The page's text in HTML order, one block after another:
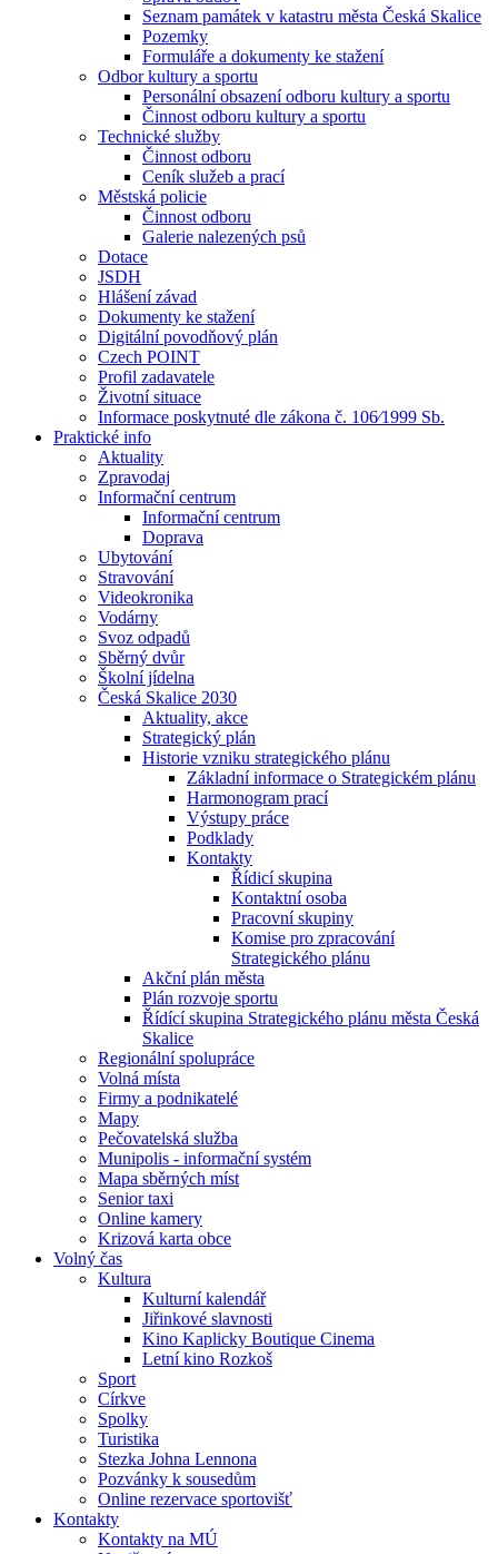
Seznam památek v katastru města Česká Skalice
Pozemky
Formuláře a dokumenty ke stažení
Odbor kultury a sportu
Personální obsazení odboru kultury a sportu
Činnost odboru kultury a sportu
Technické služby
Činnost odboru
Ceník služeb a prací
Městská policie
Činnost odboru
Galerie nalezených psů
Dotace
JSDH
Hlášení závad
Dokumenty ke stažení
Digitální povodňový plán
Czech POINT
Profil zadavatele
Životní situace
Informace poskytnuté dle zákona č. 106⁄1999 Sb.
Praktické info
Aktuality
Zpravodaj
Informační centrum
Informační centrum
Doprava
Ubytování
Stravování
Videokronika
Vodárny
Svoz odpadů
Sběrný dvůr
Školní jídelna
Česká Skalice 2030
Aktuality, akce
Strategický plán
Historie vzniku strategického plánu
Základní informace o Strategickém plánu
Harmonogram prací
Výstupy práce
Podklady
Kontakty
Řídicí skupina
Kontaktní osoba
Pracovní skupiny
Komise pro zpracování
Strategického plánu
Akční plán města
Plán rozvoje sportu
Řídící skupina Strategického plánu města Česká
Skalice
Regionální spolupráce
Volná místa
Firmy a podnikatelé
Mapy
Pečovatelská služba
Munipolis - informační systém
Mapa sběrných míst
Senior taxi
Online kamery
Krizová karta obce
Volný čas
Kultura
Kulturní kalendář
Jiřinkové slavnosti
Kino Kaplicky Boutique Cinema
Letní kino Rozkoš
Sport
Církve
Spolky
Turistika
Stezka Johna Lennona
Pozvánky k sousedům
Online rezervace sportovišť
Kontakty
Kontakty na MÚ